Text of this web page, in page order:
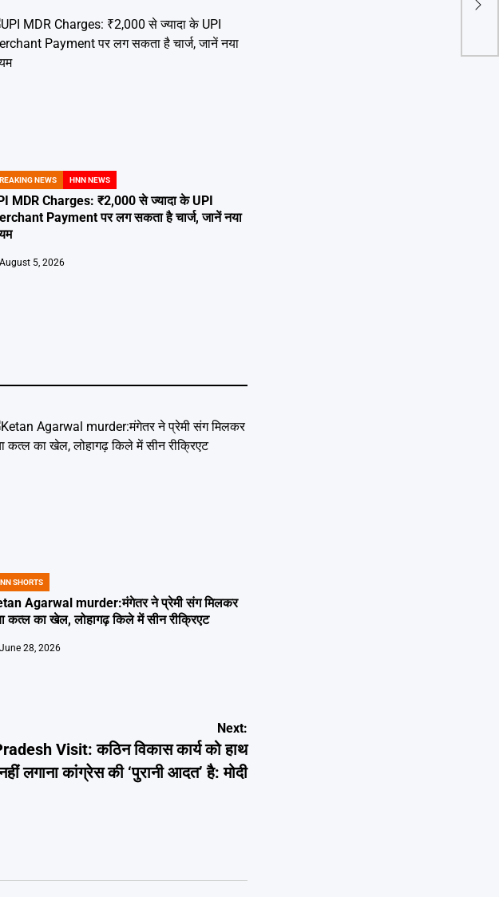
NEWS HNN NEWS
MDR Charges: ₹2,000 से ज्यादा के UPI
Payment पर लग सकता है चार्ज, जानें नया
August 5, 2026
SHORTS
Agarwal murder:मंगेतर ने प्रेमी संग मिलकर
कत्ल का खेल, लोहागढ़ किले में सीन रीक्रिएट
June 28, 2026
Next:
Visit: कठिन विकास कार्य को हाथ
लगाना कांग्रेस की ‘पुरानी आदत’ है: मोदी